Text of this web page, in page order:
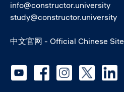
info@constructor.university
study@constructor.university
中文官网 - Official Chinese Site
Social media